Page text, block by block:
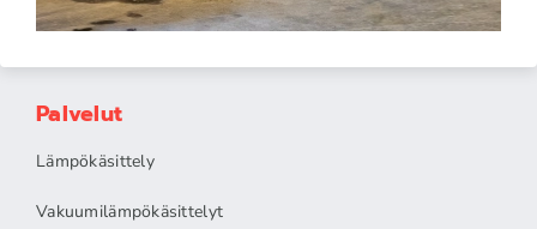
Palvelut
Lämpökäsittely
Vakuumilämpökäsittelyt